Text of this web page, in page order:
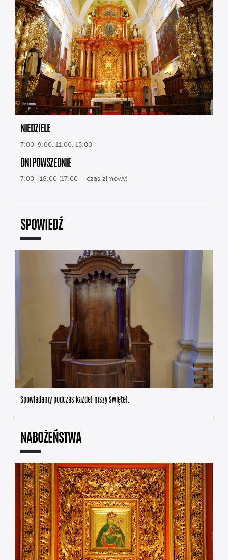
NIEDZIELE
7:00, 9:00, 11:00, 15:00
DNI POWSZEDNIE
7:00 i 18:00 (17:00 – czas zimowy)
SPOWIEDŹ
Spowiadamy podczas każdej mszy świętej.
NABOŻEŃSTWA